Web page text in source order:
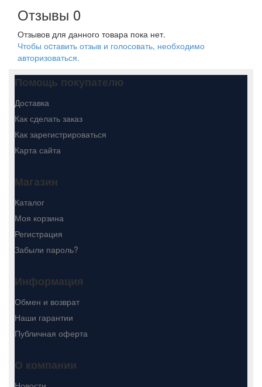
Отзывы 0
Отзывов для данного товара пока нет.
Чтобы оcтавить отзыв и голосовать, необходимо
авторизоваться.
Помощь покупателю
Доставка
Как сделать заказ
Как зарегистрироваться
Карта сайта
Магазин
Каталог
Моя корзина
Регистрация
Забыли пароль?
Информация
Обмен и возврат
Наши гарантии
Публичная оферта
О компании